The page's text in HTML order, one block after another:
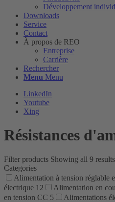
Développement
Downloads
Service
Contact
À propos de REO
Entreprise
Carrière
Rechercher
Menu Menu
LinkedIn
Youtube
Xing
Résistances
Filter products Showing all 9 results
Categories
Alimentation à tension réglable
électrique 12 Alimentation en
en tension CC 5 Alimentations